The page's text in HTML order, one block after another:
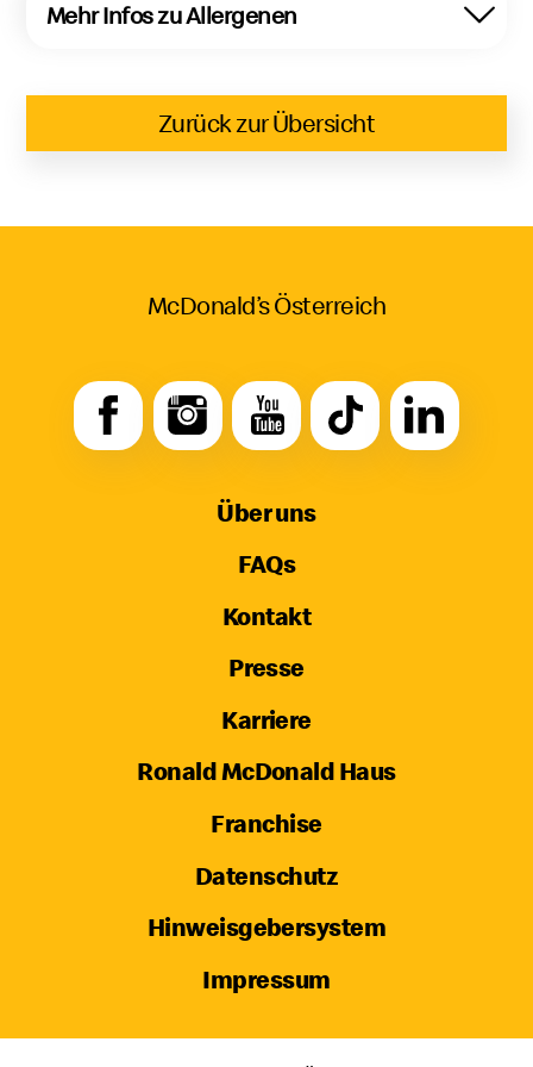
Mehr Infos zu Allergenen
Zurück zur Übersicht
McDonald’s Österreich
Über uns
FAQs
Kontakt
Presse
Karriere
Ronald McDonald Haus
Franchise
Datenschutz
Hinweisgebersystem
Impressum